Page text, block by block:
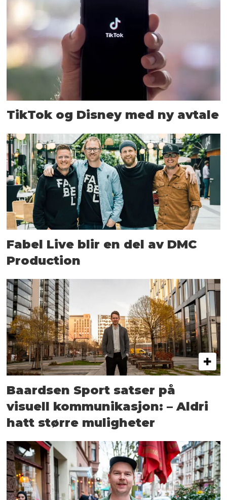
TikTok og Disney med ny avtale
Fabel Live blir en del av DMC
Production
Baardsen Sport satser på
visuell kommunikasjon: – Aldri
hatt større muligheter